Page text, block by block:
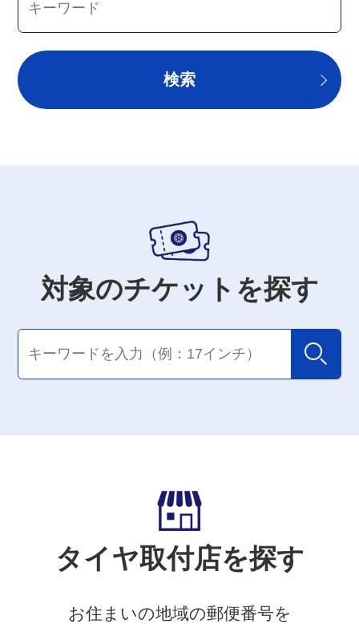
検索
対象のチケットを探す
検索
タイヤ取付店を探す
お住まいの地域の郵便番号を